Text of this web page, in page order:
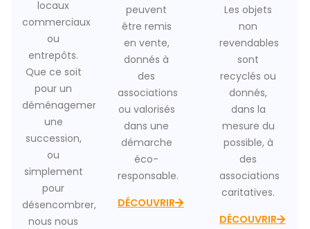
locaux
commerciaux
ou
entrepôts.
Que ce soit
pour un
déménagement,
une
succession,
ou
simplement
pour
désencombrer,
nous nous
peuvent
être remis
en vente,
donnés à
des
associations
ou valorisés
dans une
démarche
éco-
responsable.
DÉCOUVRIR
Les objets
non
revendables
sont
recyclés ou
donnés,
dans la
mesure du
possible, à
des
associations
caritatives.
DÉCOUVRIR